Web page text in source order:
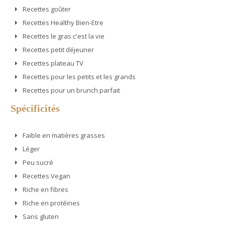
Recettes goûter
Recettes Healthy Bien-Etre
Recettes le gras c'est la vie
Recettes petit déjeuner
Recettes plateau TV
Recettes pour les petits et les grands
Recettes pour un brunch parfait
Spécificités
Faible en matières grasses
Léger
Peu sucré
Recettes Vegan
Riche en fibres
Riche en protéines
Sans gluten